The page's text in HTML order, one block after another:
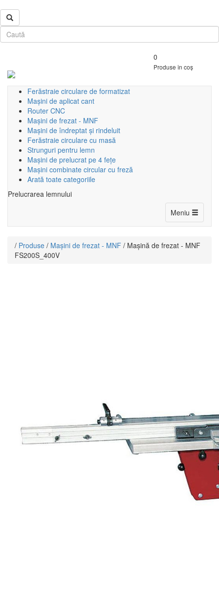
0
Produse în coș
Ferăstraie circulare de formatizat
Mașini de aplicat cant
Router CNC
Mașini de frezat - MNF
Mașini de îndreptat și rindeluit
Ferăstraie circulare cu masă
Strunguri pentru lemn
Mașini de prelucrat pe 4 fețe
Mașini combinate circular cu freză
Arată toate categoriile
Prelucrarea lemnului
Meniu Toggle
/ Produse / Mașini de frezat - MNF / Mașină de frezat - MNF
FS200S_400V